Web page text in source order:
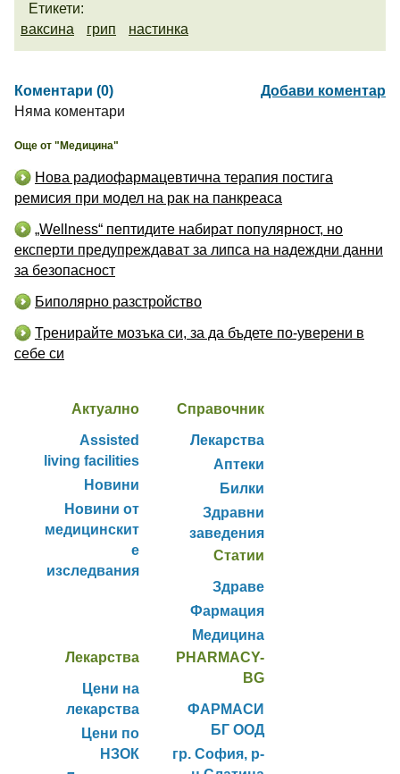
Етикети:
ваксина
грип настинка
Коментари (0)
Добави коментар
Няма коментари
Още от "Медицина"
Нова радиофармацевтична терапия постига
ремисия при модел на рак на панкреаса
„Wellness“ пептидите набират популярност, но
експерти предупреждават за липса на надеждни данни
за безопасност
Биполярно разстройство
Тренирайте мозъка си, за да бъдете по-уверени в
себе си
Актуално
Assisted
living facilities
Новини
Новини от
медицинскит
е
изследвания
Справочник
Лекарства
Аптеки
Билки
Здравни
заведения
Статии
Здраве
Фармация
Медицина
Лекарства
Цени на
лекарства
Цени по
НЗОК
PHARMACY-
BG
ФАРМАСИ
БГ ООД
гр. София, р-